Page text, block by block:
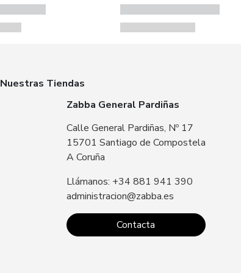
Nuestras Tiendas
Zabba General Pardiñas
Calle General Pardiñas, Nº 17
15701 Santiago de Compostela
A Coruña
Llámanos: +34 881 941 390
administracion@zabba.es
Contacta